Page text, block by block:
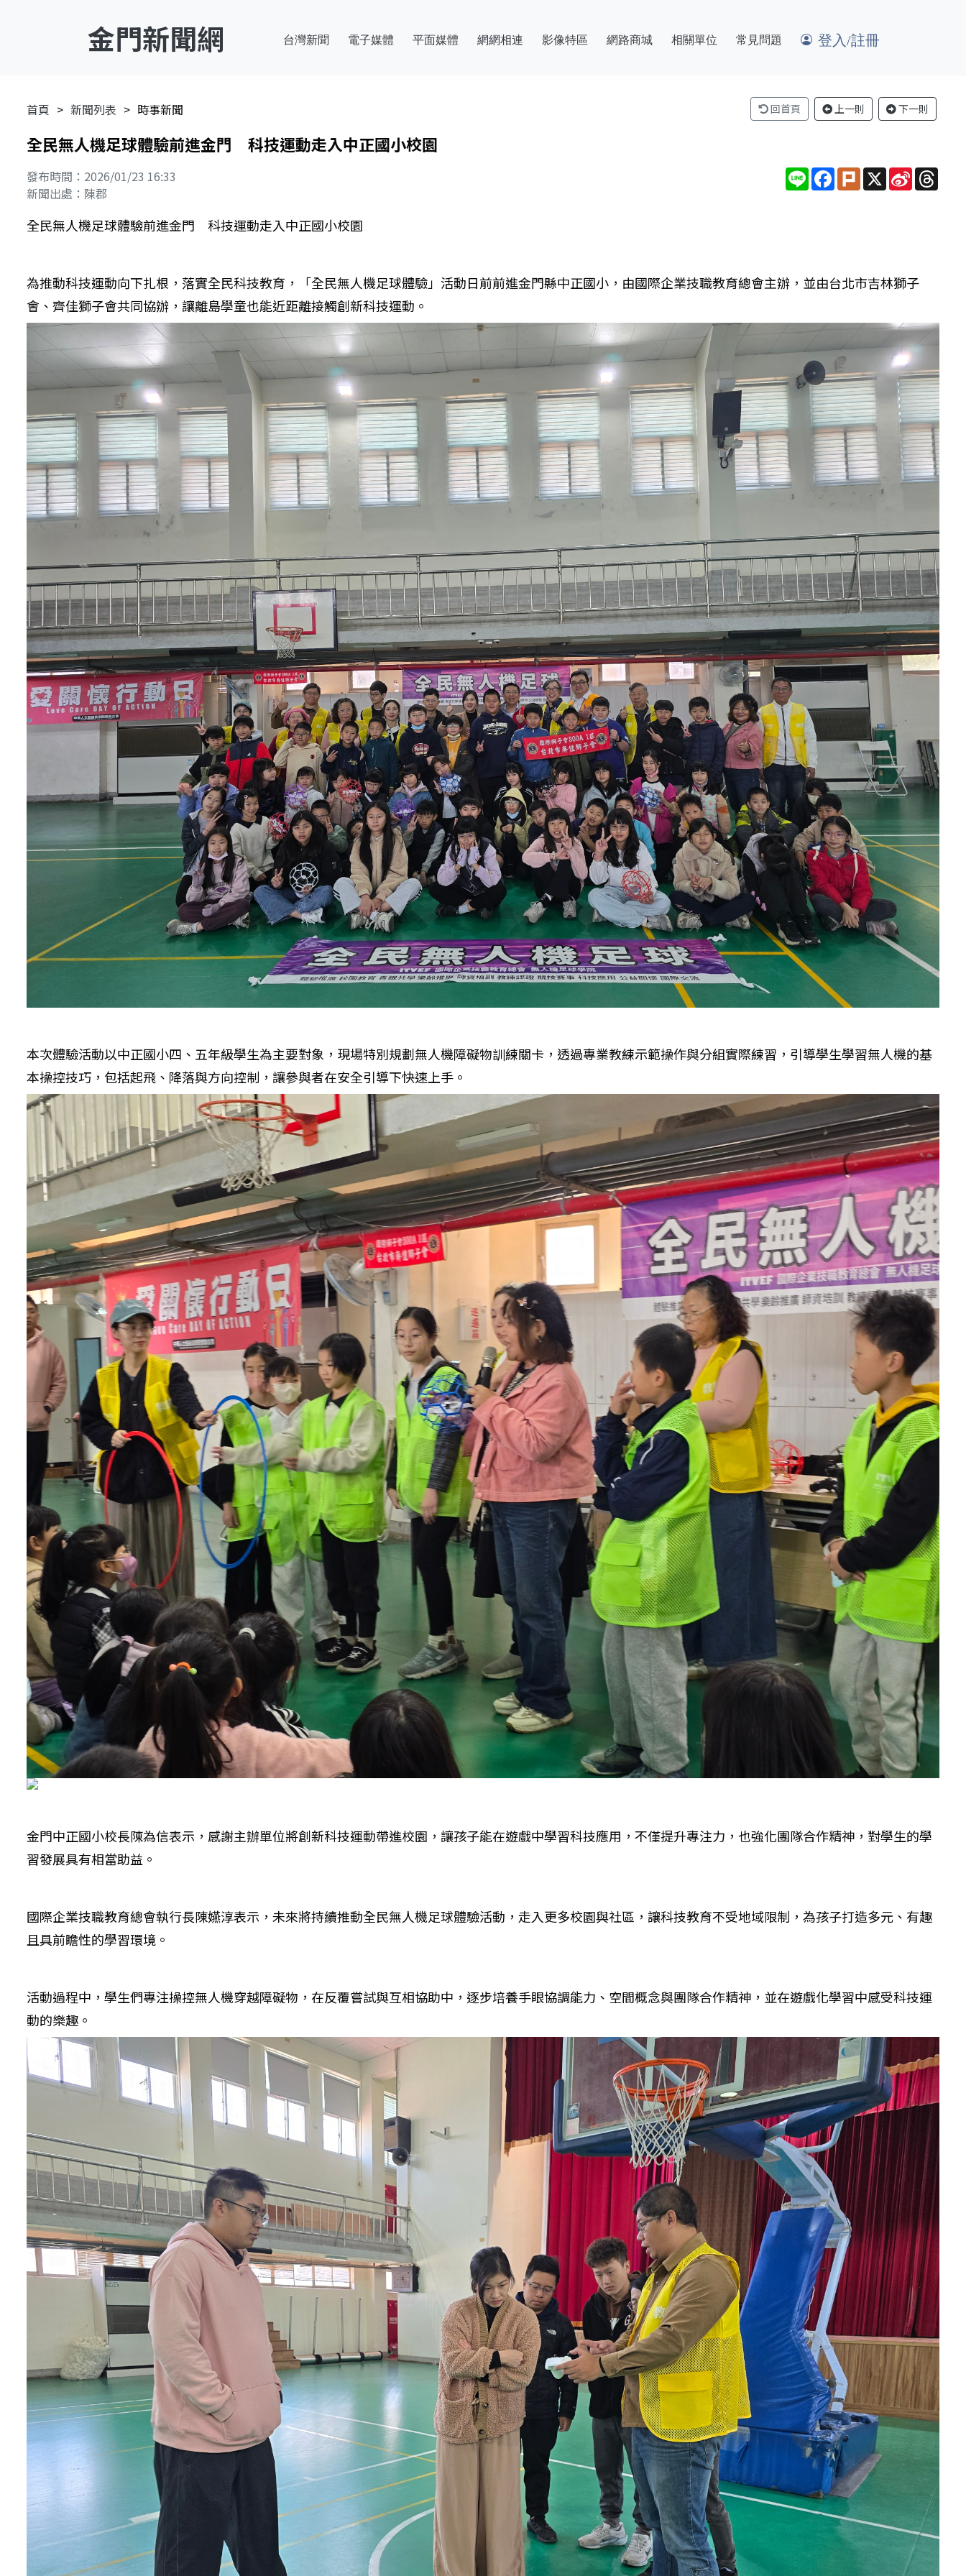
金門新聞網 台灣新聞 電子媒體 平面媒體 網網相連 影像特區 網路商城 相關單位 常見問題 登入/註冊
首頁 新聞列表 時事新聞 回首頁 上一則 下一則
全民無人機足球體驗前進金門 科技運動走入中正國小校園
發布時間：2026/01/23 16:33
新聞出處：陳郡
Line Facebook
PlurkX Sina
Weibo
全民無人機足球體驗前進金門 科技運動走入中正國小校園
為推動科技運動向下扎根，落實全民科技教育，「全民無人機足球體驗」活動日前前進金門縣中正國小，由國際企業技職教育總會主辦，並由台北市吉林獅子
會、齊佳獅子會共同協辦，讓離島學童也能近距離接觸創新科技運動。
本次體驗活動以中正國小四、五年級學生為主要對象，現場特別規劃無人機障礙物訓練關卡，透過專業教練示範操作與分組實際練習，引導學生學習無人機的基
本操控技巧，包括起飛、降落與方向控制，讓參與者在安全引導下快速上手。
金門中正國小校長陳為信表示，感謝主辦單位將創新科技運動帶進校園，讓孩子能在遊戲中學習科技應用，不僅提升專注力，也強化團隊合作精神，對學生的學
習發展具有相當助益。
國際企業技職教育總會執行長陳嬿淳表示，未來將持續推動全民無人機足球體驗活動，走入更多校園與社區，讓科技教育不受地域限制，為孩子打造多元、有趣
且具前瞻性的學習環境。
活動過程中，學生們專注操控無人機穿越障礙物，在反覆嘗試與互相協助中，逐步培養手眼協調能力、空間概念與團隊合作精神，並在遊戲化學習中感受科技運
動的樂趣。